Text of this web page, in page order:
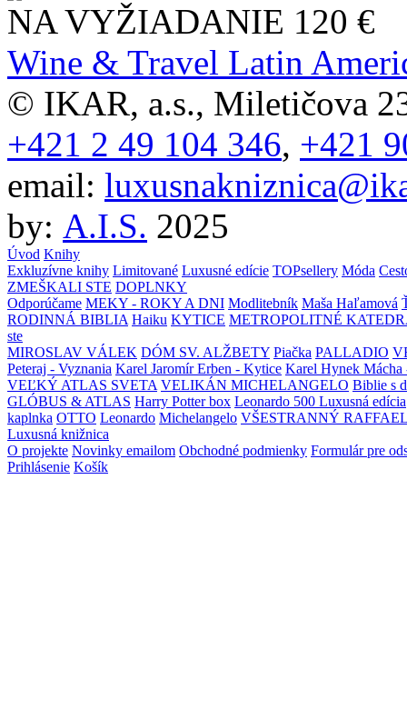
NA VYŽIADANIE 120 €
Wine & Travel Latin
© IKAR, a.s., Miletičova
+421 2 49 104 346, +421
email:
by: A.I.S. 2025
Úvod Knihy
Exkluzívne knihy Limitované Luxusné edície TOPsellery Móda
ZMEŠKALI STE DOPLNKY
Odporúčame MEKY - ROKY A DNI Modlitebník Maša Haľamová
RODINNÁ BIBLIA Haiku KYTICE METROPOLITNÉ
ste
MIROSLAV VÁLEK DÓM SV. ALŽBETY Piačka PALLADIO
Peteraj - Vyznania Karel Jaromír Erben - Kytice Karel Hynek Mácha
VEĽKÝ ATLAS SVETA VELIKÁN MICHELANGELO Biblie s
GLÓBUS & ATLAS Harry Potter box Leonardo 500 Luxusná edícia
kaplnka OTTO Leonardo Michelangelo VŠESTRANNÝ
Luxusná knižnica
O projekte Novinky emailom Obchodné podmienky Formulár pre
Prihlásenie Košík